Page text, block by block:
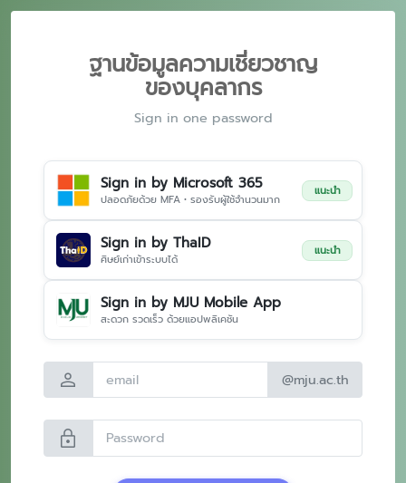
ฐานข้อมูลความเชี่ยวชาญ
ของบุคลากร
Sign in one password
Sign in by Microsoft 365
ปลอดภัยด้วย MFA • รองรับผู้ใช้จำนวนมาก
แนะนำ
Sign in by ThaID
ศิษย์เก่าเข้าระบบได้
แนะนำ
Sign in by MJU Mobile App
สะดวก รวดเร็ว ด้วยแอปพลิเคชัน
person @mju.ac.th
lock